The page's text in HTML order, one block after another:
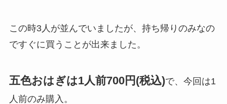
この時3人が並んでいましたが、持ち帰りのみなの
ですぐに買うことが出来ました。
五色おはぎは1人前700円(税込)で、今回は1
人前のみ購入。